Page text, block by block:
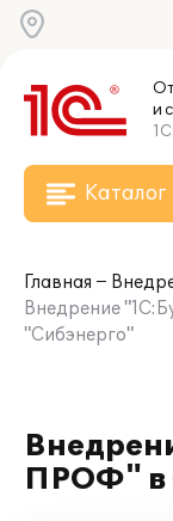
и
Каталог
Главная
Внедрение
"Сибэнерго"
ПРОФ" в